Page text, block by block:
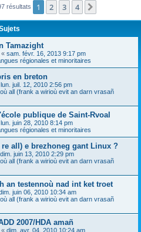
c
résultats 1 2 3 4
Tamazight
« sam. févr. 16, 2013 9:17 pm
régionales et minoritaires
en breton
lun. juil. 12, 2010 2:56 pm
all (frank a wirioù evit an darn vrasañ
publique de Saint-Rvoal
lun. juin 28, 2010 8:14 pm
régionales et minoritaires
all) e brezhoneg gant Linux ?
dim. juin 13, 2010 2:29 pm
all (frank a wirioù evit an darn vrasañ
an testennoù nad int ket troet
juin 06, 2010 10:34 am
all (frank a wirioù evit an darn vrasañ
2007/HDA amañ
« dim. avr. 04, 2010 10:24 am